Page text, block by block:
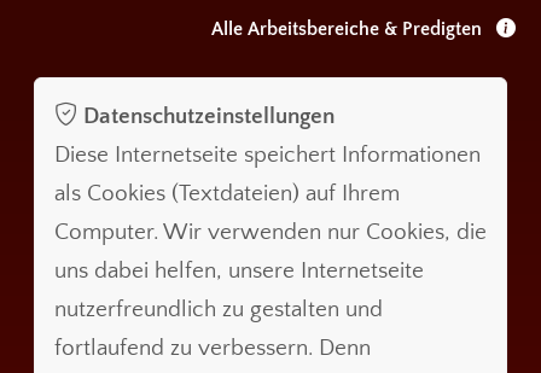
Alle Arbeitsbereiche & Predigten
Datenschutzeinstellungen
Diese Internetseite speichert Informationen
als Cookies (Textdateien) auf Ihrem
Computer. Wir verwenden nur Cookies, die
uns dabei helfen, unsere Internetseite
nutzerfreundlich zu gestalten und
fortlaufend zu verbessern. Denn